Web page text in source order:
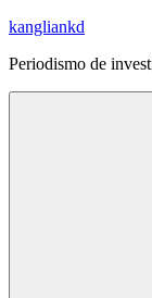
Saltar
contenido
kangliankd
Periodismo de